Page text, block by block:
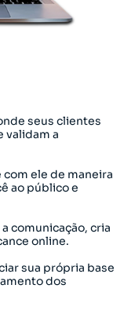
seus clientes
validam a
ele de maneira
ao público e
comunicação, cria
online.
sua própria base
dos